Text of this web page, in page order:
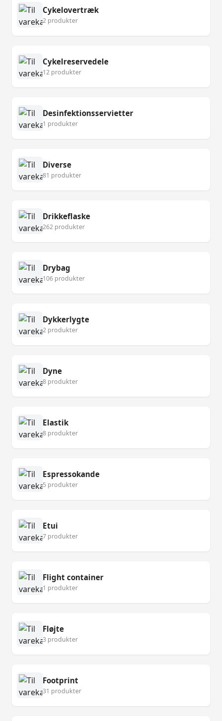
Cykelovertræk
2 produkter
Cykelreservedele
12 produkter
Desinfektionsservietter
1 produkter
Diverse
81 produkter
Drikkeflaske
262 produkter
Drybag
106 produkter
Dykkerlygte
2 produkter
Dyne
8 produkter
Elastik
8 produkter
Espressokande
5 produkter
Etui
7 produkter
Flight container
1 produkter
Fløjte
3 produkter
Footprint
31 produkter